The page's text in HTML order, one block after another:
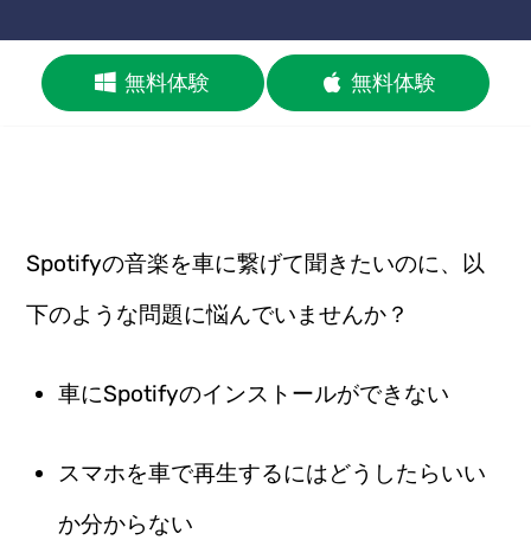
無料体験 無料体験
Spotifyの音楽を車に繋げて聞きたいのに、以
下のような問題に悩んでいませんか？
車にSpotifyのインストールができない
スマホを車で再生するにはどうしたらいい
か分からない